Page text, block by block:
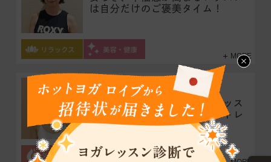
は自分だけのご褒美タイム！
MORE
K.N様 50代 富山店 ロイブ歴 9年
仲間と励まし合いハード系レッス
ンも楽しく！ 体形維持＆ストレ
ス発散にも